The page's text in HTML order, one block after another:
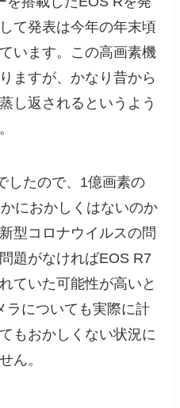
て発表は今年の年末頃
います。この高画素機
ますが、かなり昔から
し返されるというよう
したので、1億画素の
におかしくはないのか
型コロナウイルスの問
題がなければEOS R7
ていた可能性が高いと
ラについても実際に計
もおかしくない状況に
ん。